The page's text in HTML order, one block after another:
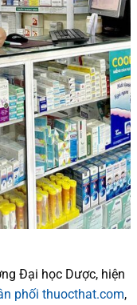
Đại học Dược, hiện
phối thuocthat.com,